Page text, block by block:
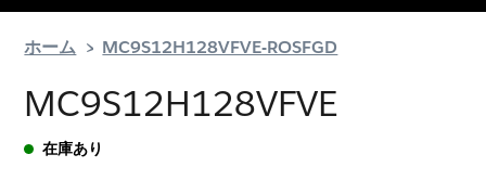
ホーム MC9S12H128VFVE-ROSFGD
MC9S12H128VFVE
在庫あり